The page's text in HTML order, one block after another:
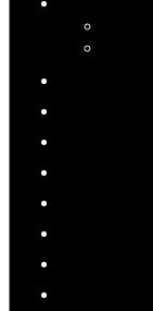
Molimo ocijenite
Ako te
bižali, za
SVE